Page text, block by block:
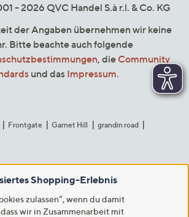
- 2026 QVC Handel S.à r.l. & Co. KG
der Angaben übernehmen wir keine
Bitte beachte auch folgende
, die Community
und das Impressum.
Frontgate Garnet Hill
grandin road
Shopping-Erlebnis
zulassen“, wenn du damit
wir in Zusammenarbeit mit